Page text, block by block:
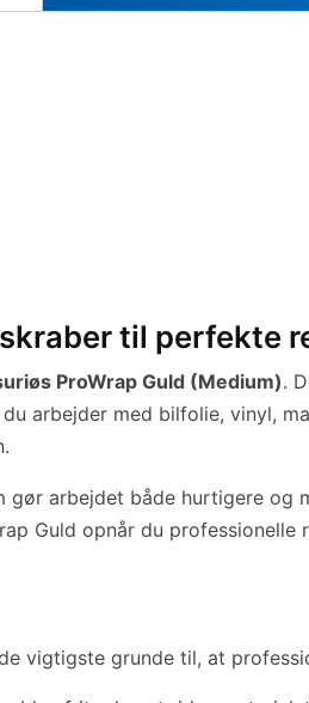
til perfekte
ProWrap Guld (Medium).
arbejder med bilfolie, vinyl,
gør arbejdet både hurtigere og
Guld opnår du
vigtigste grunde til, at